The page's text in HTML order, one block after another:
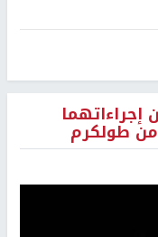
إجراءاتهما
من طولكرم